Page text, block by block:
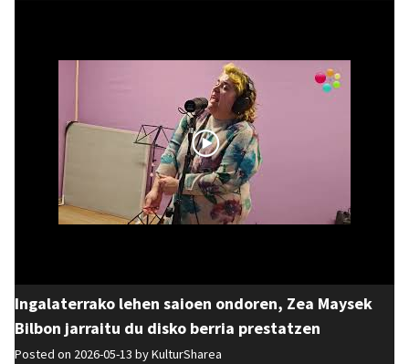
Ingalaterrako lehen saioen ondoren, Zea Maysek
Bilbon jarraitu du disko berria prestatzen
Posted on 2026-05-13 byKulturSharea